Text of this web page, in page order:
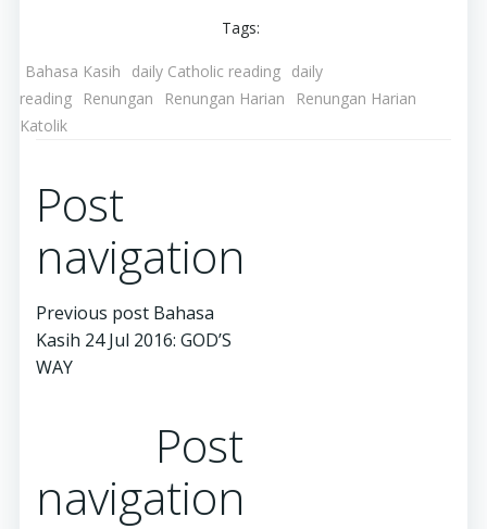
Tags:
Bahasa Kasih daily Catholic reading daily
reading
Renungan Renungan Harian
Renungan Harian
Katolik
Post
navigation
Previous post Bahasa
Kasih 24 Jul 2016: GOD’S
WAY
Post
navigation